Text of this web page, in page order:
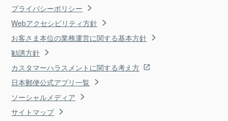
プライバシーポリシー
Webアクセシビリティ方針
お客さま本位の業務運営に関する基本方針
勧誘方針
カスタマーハラスメントに関する考え方
日本郵便公式アプリ一覧
ソーシャルメディア
サイトマップ